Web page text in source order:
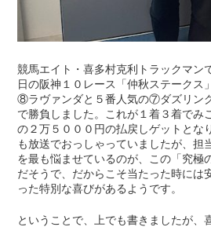
競馬エイト・喜多村克利トラックマン
日の阪神１０レース「仲秋ステークス
⑧ラヴァンダと５番人気の⑦ダズリン
で勝負しました。これが１着３着でみ
の２万５０００円の払戻しゲットとな
も放送でおっしゃっていましたが、担
を最も悩ませているのが、この「究極
だそうで、だからこそ当たった時には
った特別な喜びがあるようです。
ということで、上でも書きましたが、